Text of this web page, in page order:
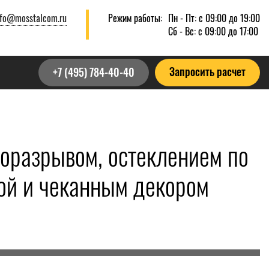
Режим работы: Пн - Пт: с 09:00 до 19:00
Сб - Вс: с 09:00 до 17:00
+7 (495) 784-40-40 Запросить расчет
остеклением по
и чеканным декором